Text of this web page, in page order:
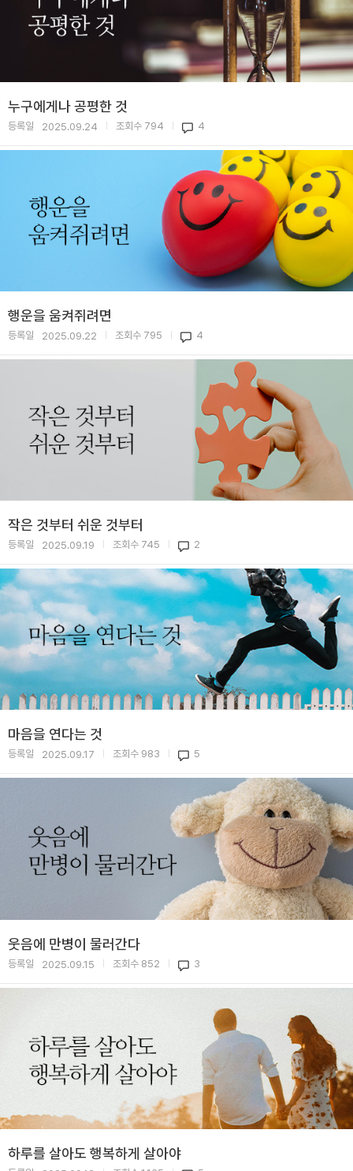
누구에게나 공평한 것
등록일 2025.09.24 조회수 794 4
행운을 움켜쥐려면
등록일 2025.09.22 조회수 795 4
작은 것부터 쉬운 것부터
등록일 2025.09.19 조회수 745 2
마음을 연다는 것
등록일 2025.09.17 조회수 983 5
웃음에 만병이 물러간다
등록일 2025.09.15 조회수 852 3
하루를 살아도 행복하게 살아야